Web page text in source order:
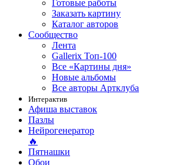
Готовые работы
Заказать картину
Каталог авторов
Сообщество
Лента
Gallerix Топ-100
Все «Картины дня»
Новые альбомы
Все авторы Артклуба
Интерактив
Афиша выставок
Пазлы
Нейрогенератор
🔥
Пятнашки
Обои